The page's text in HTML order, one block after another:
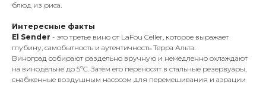
блюд из риса.
Интересные факты
El Sender - это третье вино от LaFou Celler, которое выражает
глубину, самобытность и аутентичность Терра Альта.
Виноград собирают раздельно вручную и немедленно охлаждают
на винодельне до 5ºC. Затем его переносят в стальные резервуары,
снабженные воздушным насосом для перемешивания и аэрации